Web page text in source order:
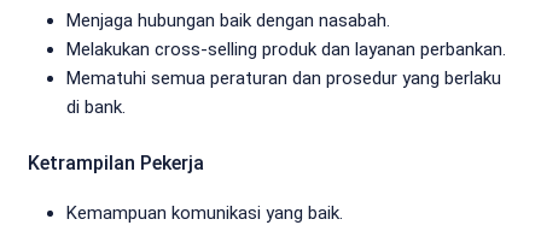
Menjaga hubungan baik dengan nasabah.
Melakukan cross-selling produk dan layanan perbankan.
Mematuhi semua peraturan dan prosedur yang berlaku
di bank.
Ketrampilan Pekerja
Kemampuan komunikasi yang baik.